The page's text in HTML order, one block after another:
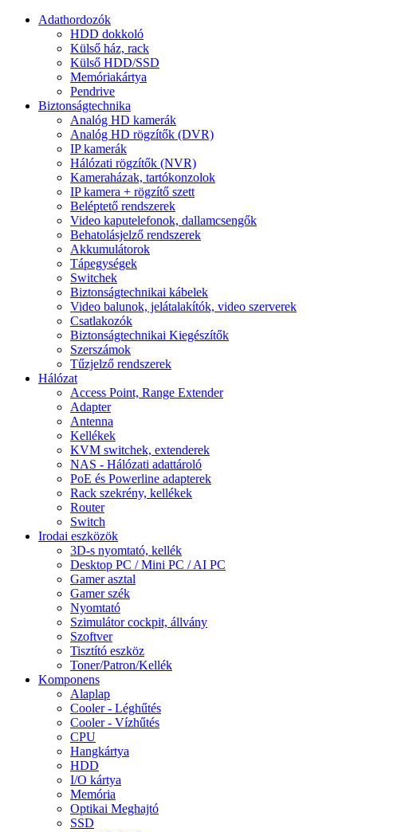
Adathordozók
HDD dokkoló
Külső ház, rack
Külső HDD/SSD
Memóriakártya
Pendrive
Biztonságtechnika
Analóg HD kamerák
Analóg HD rögzítők (DVR)
IP kamerák
Hálózati rögzítők (NVR)
Kameraházak, tartókonzolok
IP kamera + rögzítő szett
Beléptető rendszerek
Video kaputelefonok, dallamcsengők
Behatolásjelző rendszerek
Akkumulátorok
Tápegységek
Switchek
Biztonságtechnikai kábelek
Video balunok, jelátalakítók, video szerverek
Csatlakozók
Biztonságtechnikai Kiegészítők
Szerszámok
Tűzjelző rendszerek
Hálózat
Access Point, Range Extender
Adapter
Antenna
Kellékek
KVM switchek, extenderek
NAS - Hálózati adattároló
PoE és Powerline adapterek
Rack szekrény, kellékek
Router
Switch
Irodai eszközök
3D-s nyomtató, kellék
Desktop PC / Mini PC / AI PC
Gamer asztal
Gamer szék
Nyomtató
Szimulátor cockpit, állvány
Szoftver
Tisztító eszköz
Toner/Patron/Kellék
Komponens
Alaplap
Cooler - Léghűtés
Cooler - Vízhűtés
CPU
Hangkártya
HDD
I/O kártya
Memória
Optikai Meghajtó
SSD